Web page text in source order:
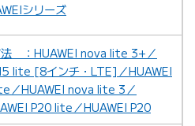
シリーズ
法 ：HUAWEI nova lite 3+／
lite [8インチ・LTE]／HUAWEI
／HUAWEI nova lite 3／
P20 lite／HUAWEI P20